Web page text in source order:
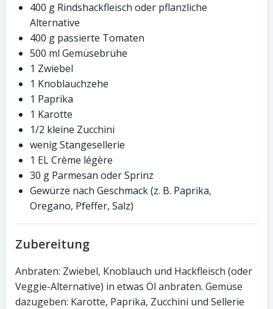
400 g Rindshackfleisch oder pflanzliche
Alternative
400 g passierte Tomaten
500 ml Gemüsebrühe
1 Zwiebel
1 Knoblauchzehe
1 Paprika
1 Karotte
1/2 kleine Zucchini
wenig Stangesellerie
1 EL Crème légère
30 g Parmesan oder Sprinz
Gewürze nach Geschmack (z. B. Paprika,
Oregano, Pfeffer, Salz)
Zubereitung
Anbraten: Zwiebel, Knoblauch und Hackfleisch (oder
Veggie-Alternative) in etwas Öl anbraten. Gemüse
dazugeben: Karotte, Paprika, Zucchini und Sellerie